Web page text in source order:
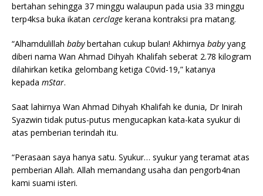
bertahan sehingga 37 minggu walaupun pada usia 33 minggu
terp4ksa buka ikatan cerclage kerana kontraksi pra matang.
“Alhamdulillah babybertahan cukup bulan! Akhirnya babyyang
diberi nama Wan Ahmad Dihyah Khalifah seberat 2.78 kilogram
dilahirkan ketika gelombang ketiga C0vid-19,” katanya
kepada mStar.
Saat lahirnya Wan Ahmad Dihyah Khalifah ke dunia, Dr Inirah
Syazwin tidak putus-putus mengucapkan kata-kata syukur di
atas pemberian terindah itu.
“Perasaan saya hanya satu. Syukur… syukur yang teramat atas
pemberian Allah. Allah memandang usaha dan pengorb4nan
kami suami isteri.